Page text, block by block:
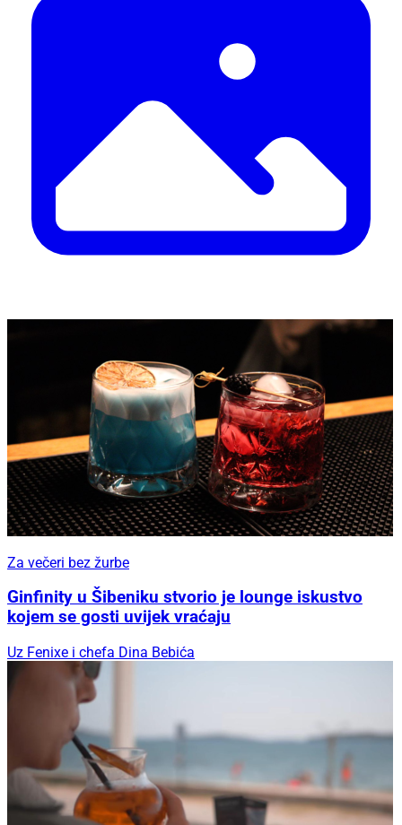
Za večeri bez žurbe
Ginfinity u Šibeniku stvorio je lounge iskustvo
kojem se gosti uvijek vraćaju
Uz Fenixe i chefa Dina Bebića